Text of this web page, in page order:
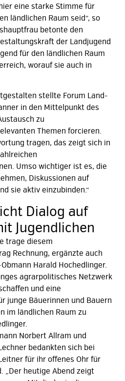
eine starke Stimme für
ländlichen Raum seid“, so
betonte den
der Landjugend
für den ländlichen Raum
worauf sie auch in
stellte Forum Land-
in den Mittelpunkt des
zu
Themen forcieren.
tragen, das zeigt sich in
Umso wichtiger ist es, die
Diskussionen auf
sie aktiv einzubinden.“
Dialog auf
Jugendlichen
trage diesem
Rechnung, ergänzte auch
Harald Hochedlinger.
agrarpolitisches Netzwerk
und eine
junge Bäuerinnen und Bauern
im ländlichen Raum zu
Norbert Allram und
bedankten sich bei
für ihr offenes Ohr für
„Der heutige Abend zeigt